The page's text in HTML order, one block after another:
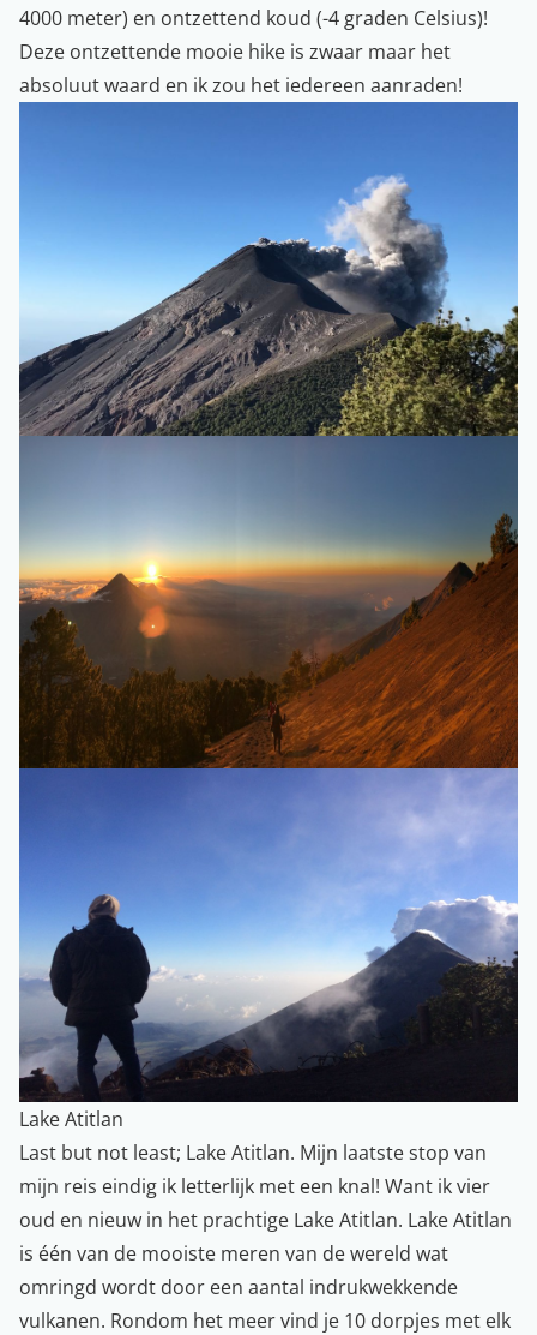
4000 meter) en ontzettend koud (-4 graden Celsius)!
Deze ontzettende mooie hike is zwaar maar het
absoluut waard en ik zou het iedereen aanraden!
Lake Atitlan
Last but not least; Lake Atitlan. Mijn laatste stop van
mijn reis eindig ik letterlijk met een knal! Want ik vier
oud en nieuw in het prachtige Lake Atitlan. Lake Atitlan
is één van de mooiste meren van de wereld wat
omringd wordt door een aantal indrukwekkende
vulkanen. Rondom het meer vind je 10 dorpjes met elk